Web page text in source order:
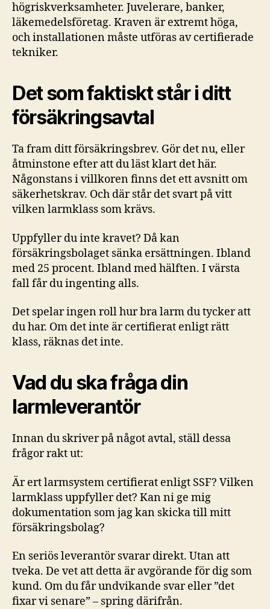
högriskverksamheter. Juvelerare, banker,
läkemedelsföretag. Kraven är extremt höga,
och installationen måste utföras av certifierade
tekniker.
Det som faktiskt står i ditt
försäkringsavtal
Ta fram ditt försäkringsbrev. Gör det nu, eller
åtminstone efter att du läst klart det här.
Någonstans i villkoren finns det ett avsnitt om
säkerhetskrav. Och där står det svart på vitt
vilken larmklass som krävs.
Uppfyller du inte kravet? Då kan
försäkringsbolaget sänka ersättningen. Ibland
med 25 procent. Ibland med hälften. I värsta
fall får du ingenting alls.
Det spelar ingen roll hur bra larm du tycker att
du har. Om det inte är certifierat enligt rätt
klass, räknas det inte.
Vad du ska fråga din
larmleverantör
Innan du skriver på något avtal, ställ dessa
frågor rakt ut:
Är ert larmsystem certifierat enligt SSF? Vilken
larmklass uppfyller det? Kan ni ge mig
dokumentation som jag kan skicka till mitt
försäkringsbolag?
En seriös leverantör svarar direkt. Utan att
tveka. De vet att detta är avgörande för dig som
kund. Om du får undvikande svar eller ”det
fixar vi senare” – spring därifrån.